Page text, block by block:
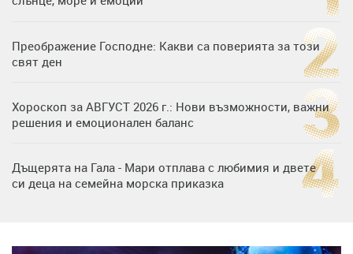
Преображение Господне: Какви са поверията за този
свят ден
Хороскоп за АВГУСТ 2026 г.: Нови възможности, важни
решения и емоционален баланс
Дъщерята на Гала - Мари отплава с любимия и двете
си деца на семейна морска приказка
Димов издадоха своето любимо място